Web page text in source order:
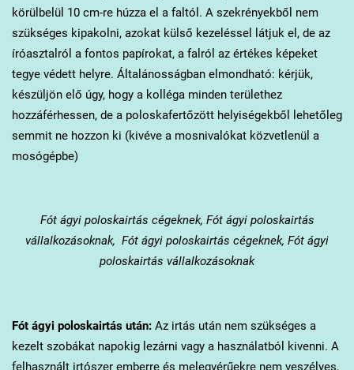
körülbelül 10 cm-re húzza el a faltól. A szekrényekből nem
szükséges kipakolni, azokat külső kezeléssel látjuk el, de az
íróasztalról a fontos papírokat, a falról az értékes képeket
tegye védett helyre. Általánosságban elmondható: kérjük,
készüljön elő úgy, hogy a kolléga minden területhez
hozzáférhessen, de a poloskafertőzött helyiségekből lehetőleg
semmit ne hozzon ki (kivéve a mosnivalókat közvetlenül a
mosógépbe)
Fótágyi poloskairtás cégeknek, Fót ágyi poloskairtás
vállalkozásoknak, Fót ágyi poloskairtás cégeknek, Fót ágyi
poloskairtás vállalkozásoknak
Fótágyi poloskairtás után:Az irtás után nem szükséges a
kezelt szobákat napokig lezárni vagy a használatból kivenni. A